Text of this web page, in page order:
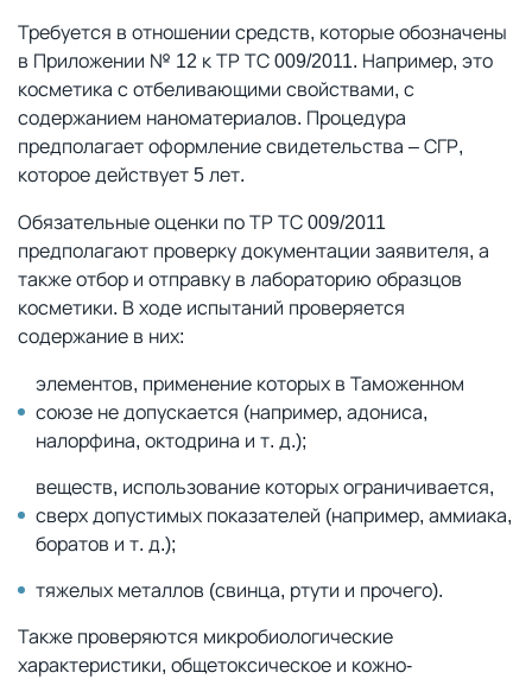
Требуется в отношении средств, которые обозначены
в Приложении № 12 к ТР ТС 009/2011. Например, это
косметика с отбеливающими свойствами, с
содержанием наноматериалов. Процедура
предполагает оформление свидетельства – СГР,
которое действует 5 лет.
Обязательные оценки по ТР ТС 009/2011
предполагают проверку документации заявителя, а
также отбор и отправку в лабораторию образцов
косметики. В ходе испытаний проверяется
содержание в них:
элементов, применение которых в Таможенном
союзе не допускается (например, адониса,
налорфина, октодрина и т. д.);
веществ, использование которых ограничивается,
сверх допустимых показателей (например, аммиака,
боратов и т. д.);
тяжелых металлов (свинца, ртути и прочего).
Также проверяются микробиологические
характеристики, общетоксическое и кожно-